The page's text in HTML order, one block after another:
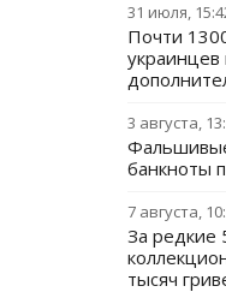
31 июля,
Почти
3 августа,
банкноты
7 августа,
За редкие
тысяч